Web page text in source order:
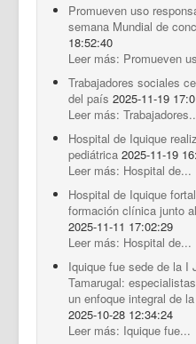
Promueven uso
semana Mundial de
18:52:40
Leer más: Promueven
Trabajadores sociales
del país 2025-11-19
Leer más:
Hospital de Iquique
pediátrica 2025-11-19
Leer más: Hospital de...
Hospital de Iquique
formación clínica junto
2025-11-11 17:02:29
Leer más: Hospital de...
Iquique fue sede de la I
Tamarugal:
un enfoque integral de
2025-10-28 12:34:24
Leer más: Iquique fue...